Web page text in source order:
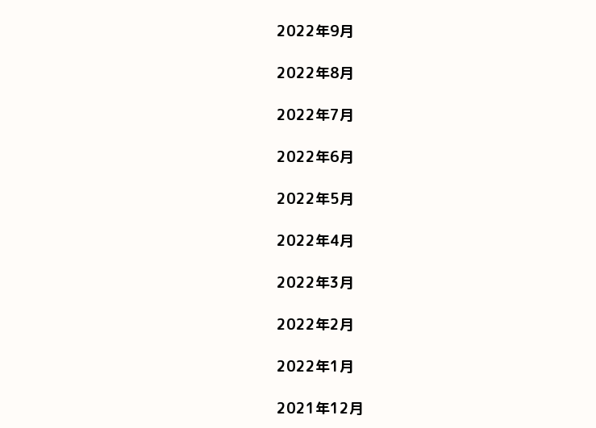
2022年9月
2022年8月
2022年7月
2022年6月
2022年5月
2022年4月
2022年3月
2022年2月
2022年1月
2021年12月